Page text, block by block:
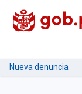
Nueva denuncia